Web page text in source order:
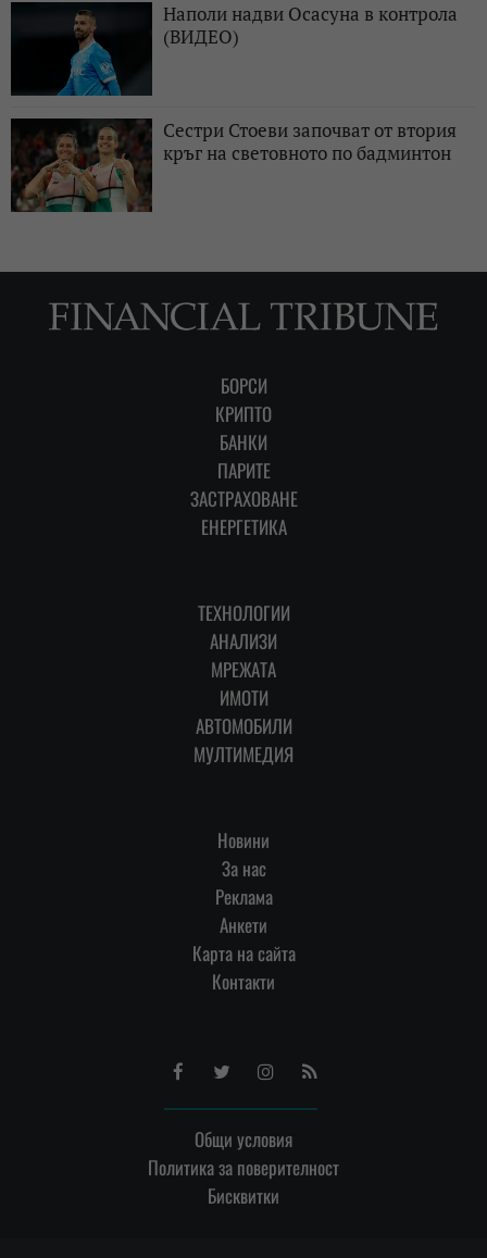
Наполи надви Осасуна в контрола
(ВИДЕО)
Сестри Стоеви започват от втория
кръг на световното по бадминтон
БОРСИ
КРИПТО
БАНКИ
ПАРИТЕ
ЗАСТРАХОВАНЕ
ЕНЕРГЕТИКА
ТЕХНОЛОГИИ
АНАЛИЗИ
МРЕЖАТА
ИМОТИ
АВТОМОБИЛИ
МУЛТИМЕДИЯ
Новини
За нас
Реклама
Анкети
Карта на сайта
Контакти
FacebookTwitterInstagram
RSS
Общи условия
Политика за поверителност
Бисквитки